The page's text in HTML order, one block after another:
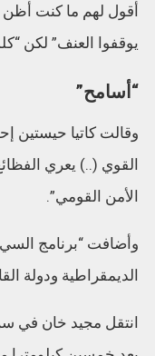
أقول لهم ما كنت
يوقفوا العنف” لكن
“أسامح”
وقالت كاتيا حيستين
القوي (..) يعري
الأمن القومي”.
وأضافت “برنامج السي
الديمقراطية ودولة
انتقل مجيد خان في